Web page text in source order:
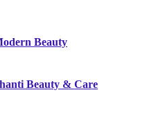
Beauty
Beauty & Care